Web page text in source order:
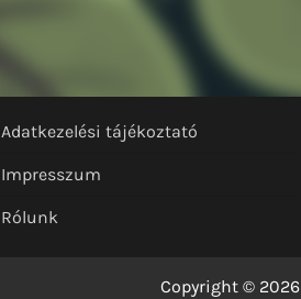
Adatkezelési tájékoztató
Impresszum
Rólunk
Copyright © 2026